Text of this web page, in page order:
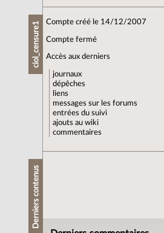
ciol_censure1 Compte créé le 14/12/2007
Compte fermé
Accès aux derniers
journaux
dépêches
liens
messages sur les forums
entrées du suivi
ajouts au wiki
commentaires
Derniers contenus